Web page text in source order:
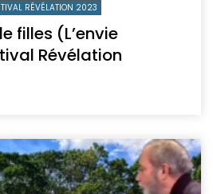
RÉVÉLATION 2023
filles (L’envie
Révélation